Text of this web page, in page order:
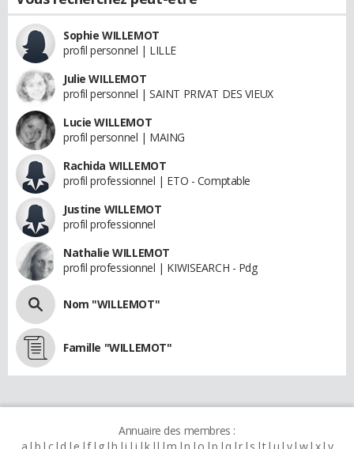
Sophie WILLEMOT
profil personnel | LILLE
Julie WILLEMOT
profil personnel | SAINT PRIVAT DES VIEUX
Lucie WILLEMOT
profil personnel | MAING
Rachida WILLEMOT
profil professionnel | ETO - Comptable
Justine WILLEMOT
profil professionnel
Nathalie WILLEMOT
profil professionnel | KIWISEARCH - Pdg
Nom "WILLEMOT"
Famille "WILLEMOT"
Annuaire des membres :